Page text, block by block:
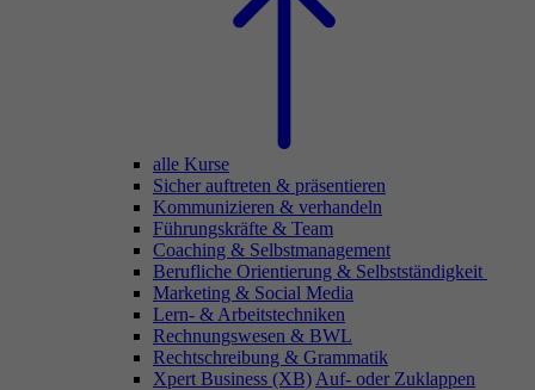
alle Kurse
Sicher auftreten & präsentieren
Kommunizieren & verhandeln
Führungskräfte & Team
Coaching & Selbstmanagement
Berufliche Orientierung & Selbstständigkeit
Marketing & Social Media
Lern- & Arbeitstechniken
Rechnungswesen & BWL
Rechtschreibung & Grammatik
Xpert Business (XB) Auf- oder Zuklappen